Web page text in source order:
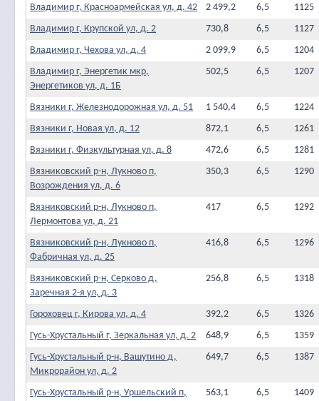
Владимир г, Красноармейская ул, д. 42
2 499,2 6,5
1125
Владимир г, Крупской ул, д. 2
730,8 6,5
1127
Владимир г, Чехова ул, д. 4
2 099,9 6,5
1204
Владимир г, Энергетик мкр,
Энергетиков ул, д. 1Б
502,5 6,5 1207
Вязники г, Железнодорожная ул, д. 51 1 540,4 6,5
1224
Вязники г, Новая ул, д. 12
872,1 6,5
1261
Вязники г, Физкультурная ул, д. 8
472,6 6,5
1281
Вязниковский р-н, Лукново п,
Возрождения ул, д. 6
350,3 6,5 1290
Вязниковский р-н, Лукново п,
Лермонтова ул, д. 21
417 6,5 1292
Вязниковский р-н, Лукново п,
Фабричная ул, д. 25
416,8 6,5 1296
Вязниковский р-н, Серково д,
Заречная 2-я ул, д. 3
256,8 6,5 1318
Гороховец г, Кирова ул, д. 4 392,2 6,5
1326
Гусь-Хрустальный г, Зеркальная ул, д. 2
648,9 6,5
1359
Гусь-Хрустальный р-н, Вашутино д,
Микрорайон ул, д. 2
649,7 6,5 1387
Гусь-Хрустальный р-н, Уршельский п,
563,1 6,5 1409